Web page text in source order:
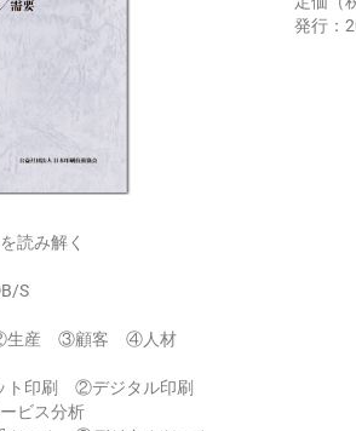
発行：
読み解く
S
③顧客 ④人材
刷 ②デジタル印刷
ビス分析